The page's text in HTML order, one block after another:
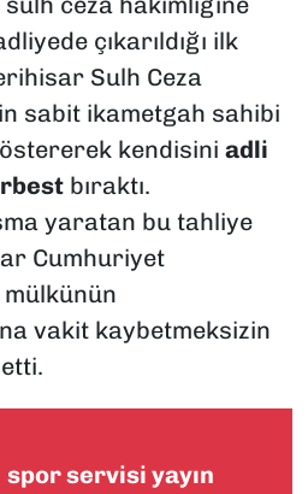
çıkarıldığı ilk
Sulh Ceza
sabit ikametgah sahibi
kendisini adli
bıraktı.
yaratan bu tahliye
Cumhuriyet
mülkünün
vakit kaybetmeksizin
spor servisi yayın